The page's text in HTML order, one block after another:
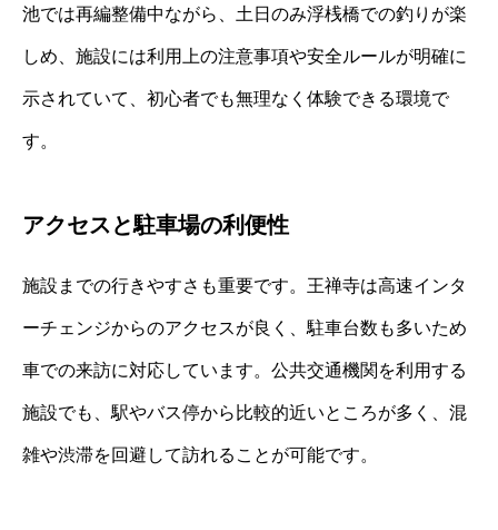
池では再編整備中ながら、土日のみ浮桟橋での釣りが楽
しめ、施設には利用上の注意事項や安全ルールが明確に
示されていて、初心者でも無理なく体験できる環境で
す。
アクセスと駐車場の利便性
施設までの行きやすさも重要です。王禅寺は高速インタ
ーチェンジからのアクセスが良く、駐車台数も多いため
車での来訪に対応しています。公共交通機関を利用する
施設でも、駅やバス停から比較的近いところが多く、混
雑や渋滞を回避して訪れることが可能です。